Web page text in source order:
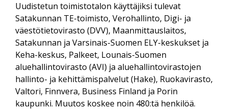
Uudistetun toimistotalon käyttäjiksi tulevat
Satakunnan TE-toimisto, Verohallinto, Digi- ja
väestötietovirasto (DVV), Maanmittauslaitos,
Satakunnan ja Varsinais-Suomen ELY-keskukset ja
Keha-keskus, Palkeet, Lounais-Suomen
aluehallintovirasto (AVI) ja aluehallintovirastojen
hallinto- ja kehittämispalvelut (Hake), Ruokavirasto,
Valtori, Finnvera, Business Finland ja Porin
kaupunki. Muutos koskee noin 480:tä henkilöä.